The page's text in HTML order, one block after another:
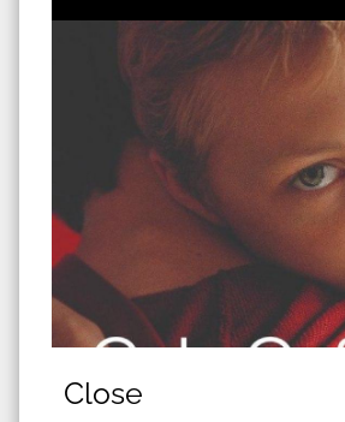
Close